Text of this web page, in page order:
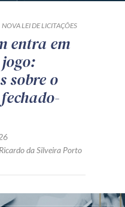
NOVA LEI DE LICITAÇÕES
entra em
sobre o
Ricardo da Silveira Porto